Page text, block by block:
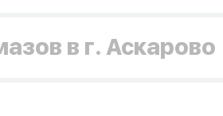
в г. Аскарово